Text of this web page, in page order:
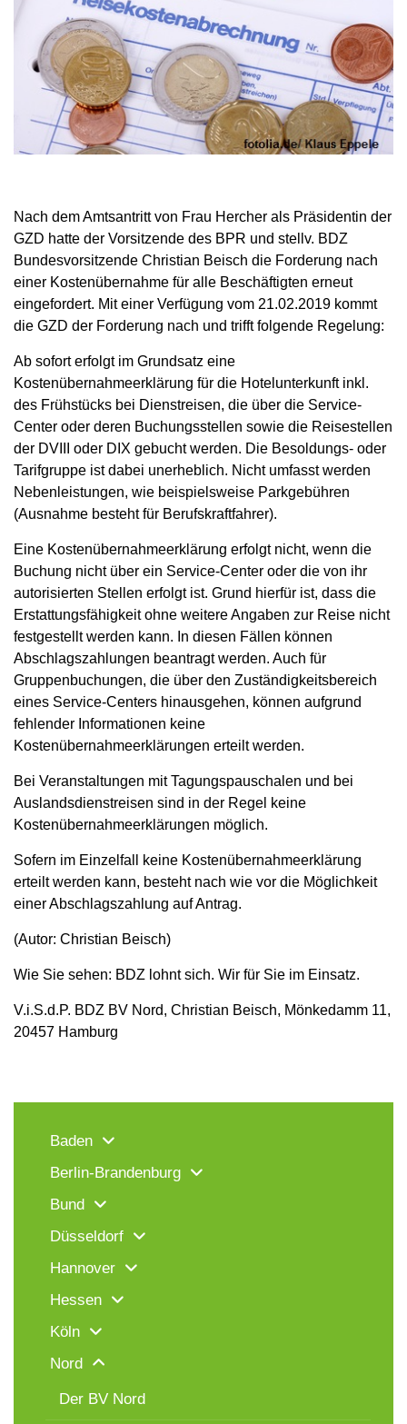
Nach dem Amtsantritt von Frau Hercher als Präsidentin der
GZD hatte der Vorsitzende des BPR und stellv. BDZ
Bundesvorsitzende Christian Beisch die Forderung nach
einer Kostenübernahme für alle Beschäftigten erneut
eingefordert. Mit einer Verfügung vom 21.02.2019 kommt
die GZD der Forderung nach und trifft folgende Regelung:
Ab sofort erfolgt im Grundsatz eine
Kostenübernahmeerklärung für die Hotelunterkunft inkl.
des Frühstücks bei Dienstreisen, die über die Service-
Center oder deren Buchungsstellen sowie die Reisestellen
der DVIII oder DIX gebucht werden. Die Besoldungs- oder
Tarifgruppe ist dabei unerheblich. Nicht umfasst werden
Nebenleistungen, wie beispielsweise Parkgebühren
(Ausnahme besteht für Berufskraftfahrer).
Eine Kostenübernahmeerklärung erfolgt nicht, wenn die
Buchung nicht über ein Service-Center oder die von ihr
autorisierten Stellen erfolgt ist. Grund hierfür ist, dass die
Erstattungsfähigkeit ohne weitere Angaben zur Reise nicht
festgestellt werden kann. In diesen Fällen können
Abschlagszahlungen beantragt werden. Auch für
Gruppenbuchungen, die über den Zuständigkeitsbereich
eines Service-Centers hinausgehen, können aufgrund
fehlender Informationen keine
Kostenübernahmeerklärungen erteilt werden.
Bei Veranstaltungen mit Tagungspauschalen und bei
Auslandsdienstreisen sind in der Regel keine
Kostenübernahmeerklärungen möglich.
Sofern im Einzelfall keine Kostenübernahmeerklärung
erteilt werden kann, besteht nach wie vor die Möglichkeit
einer Abschlagszahlung auf Antrag.
(Autor: Christian Beisch)
Wie Sie sehen: BDZ lohnt sich. Wir für Sie im Einsatz.
V.i.S.d.P. BDZ BV Nord, Christian Beisch, Mönkedamm 11,
20457 Hamburg
Baden
Berlin-Brandenburg
Bund
Düsseldorf
Hannover
Hessen
Köln
Nord
Der BV Nord